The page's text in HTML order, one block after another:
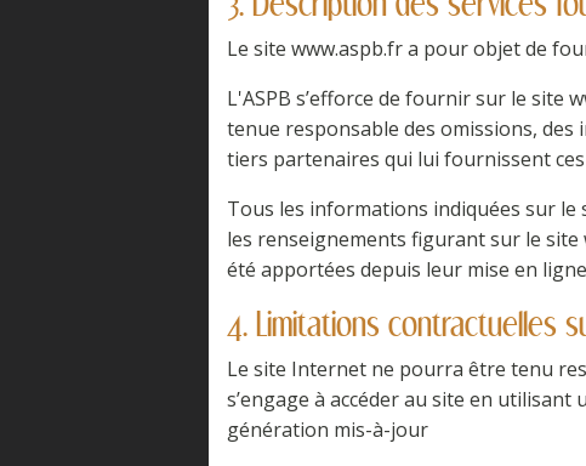
Le site www.aspb.fr a pour objet de
L'ASPB s’efforce de fournir sur le site
tenue responsable des omissions, des
tiers partenaires qui lui fournissent
Tous les informations indiquées sur le
les renseignements figurant sur le
été apportées depuis leur mise en
4. Limitations contractuelles
Le site Internet ne pourra être tenu
s’engage à accéder au site en
génération mis-à-jour